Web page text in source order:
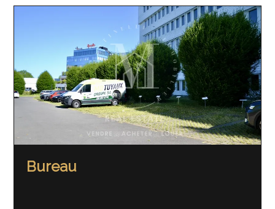
Bureau